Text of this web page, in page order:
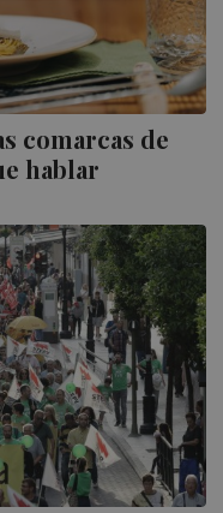
comarcas de
hablar